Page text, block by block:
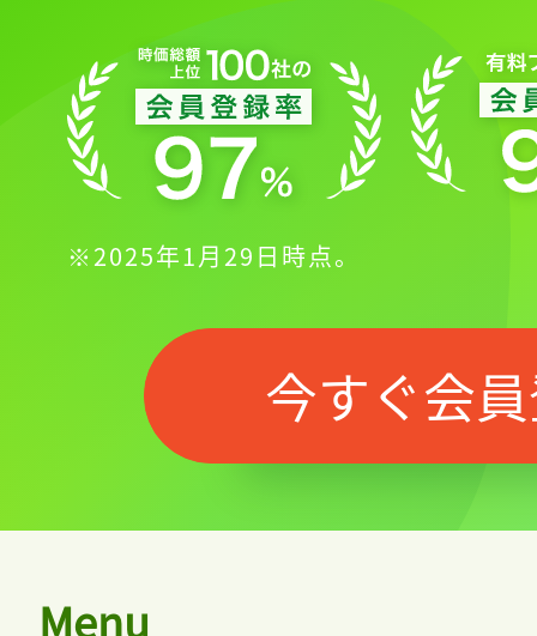
記事をお気に入りに
ログインが必
会員登録
※2025年1月29日時点。
今すぐ会
Menu